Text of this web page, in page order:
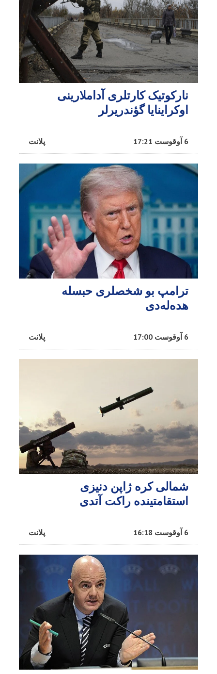
نارکوتیک کارتلری آداملارینی
اوکراینایا گؤندریرلر
پلانت 6 آوقوست 17:21
ترامپ بو شخصلری حبسله
هده‌له‌دی
پلانت 6 آوقوست 17:00
شمالی کره ژاپن دنیزی
استقامتینده راکت آتدی
پلانت 6 آوقوست 16:18